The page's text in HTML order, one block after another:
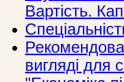
Вартість.
вигляді для